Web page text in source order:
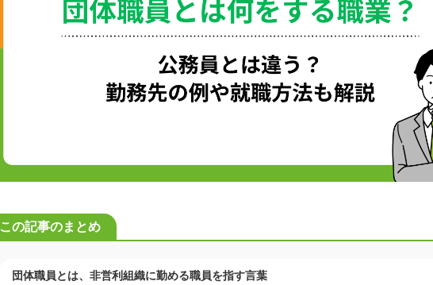
この記事のまとめ
団体職員とは、非営利組織に勤める職員を指す言葉